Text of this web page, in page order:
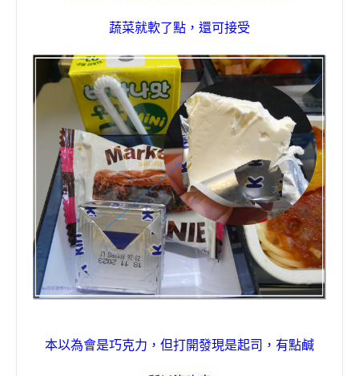
蔬菜就軟了點，還可接受
本以為會是巧克力，但打開發現是起司，有點鹹